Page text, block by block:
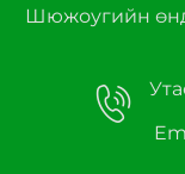
Шюжоугийн